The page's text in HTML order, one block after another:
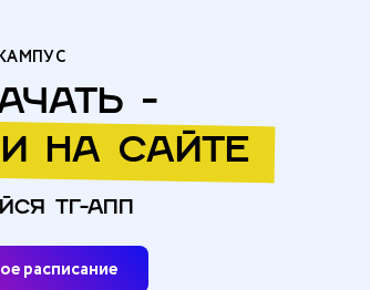
-
НА САЙТЕ
ТГ-АПП
расписание